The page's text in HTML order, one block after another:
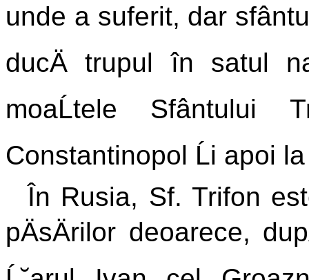
unde a suferit, dar
ducÄ trupul în satul
moaĹtele
Constantinopol Ĺi apoi
În Rusia, Sf. Trifon
pÄsÄrilor deoarece,